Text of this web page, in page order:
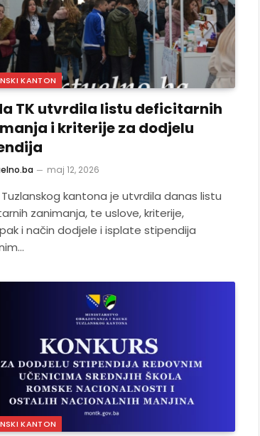
KANTON
TK utvrdila listu deficitarnih
i kriterije za dodjelu
maj 12, 2026
kantona je utvrdila danas listu
zanimanja, te uslove, kriterije,
i način dodjele i isplate stipendija
KANTON